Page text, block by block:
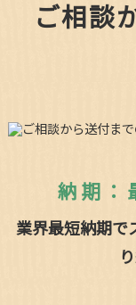
ご相談
納期：
業界最短納期で